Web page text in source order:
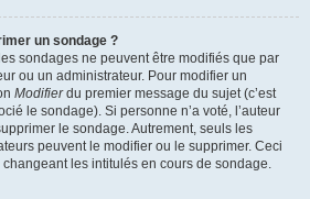
un sondage ?
sondages ne peuvent être modifiés que par
ou un administrateur. Pour modifier un
Modifierdu premier message du sujet (c’est
le sondage). Si personne n’a voté, l’auteur
le sondage. Autrement, seuls les
peuvent le modifier ou le supprimer. Ceci
les intitulés en cours de sondage.